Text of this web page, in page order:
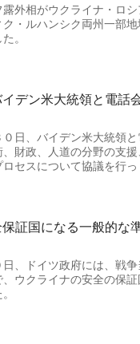
外相がウクライナ・ロシ
・ルハンシク両州一部地
。
デン米大統領と電話
日、バイデン米大統領と
財政、人道の分野の支援
セスについて協議を行っ
証国になる一般的な
、ドイツ政府には、戦争
ウクライナの安全の保証